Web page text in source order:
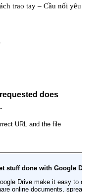
trao tay – Cầu nối yêu